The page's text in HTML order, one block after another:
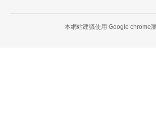
本網站建議使用 Google chrome